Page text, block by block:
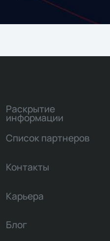
Раскрытие
информации
Список партнеров
Контакты
Карьера
Блог